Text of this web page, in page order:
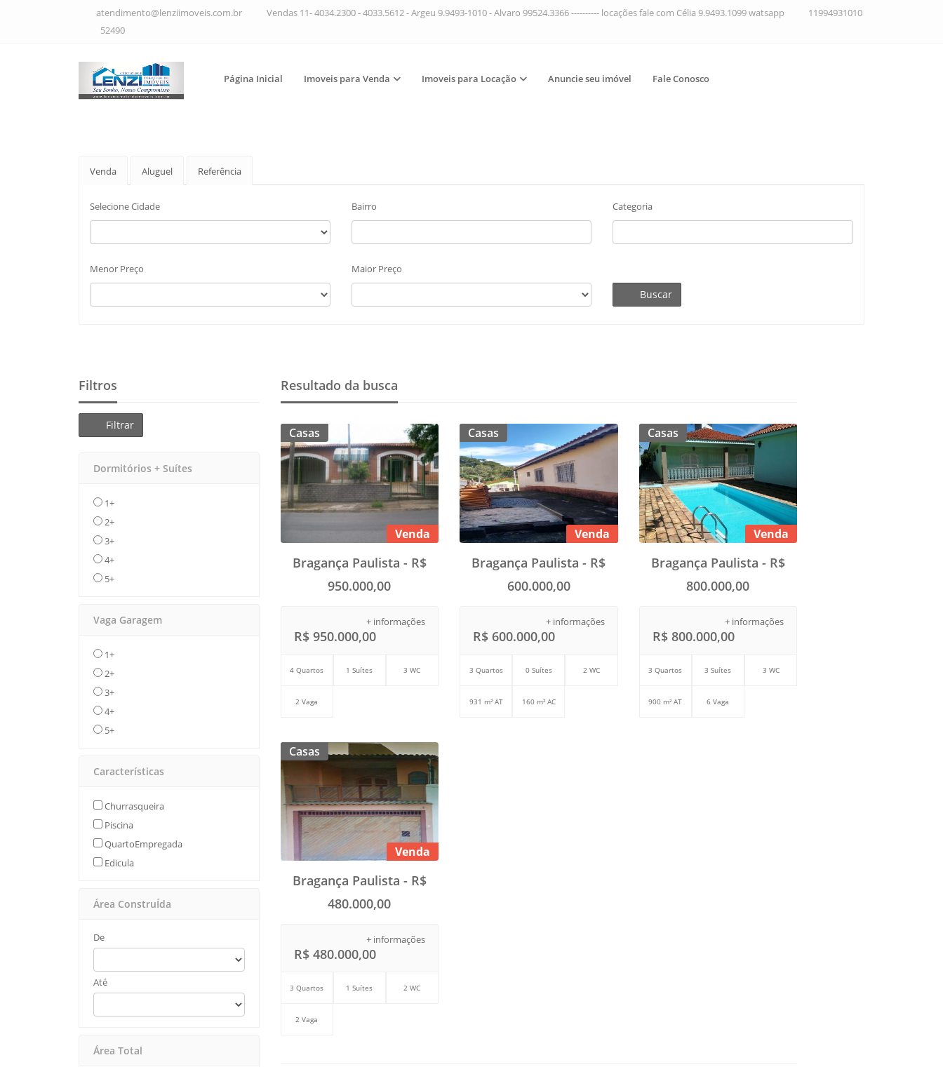
atendimento@lenziimoveis.com.br Vendas 11- 4034.2300 - 4033.5612 - Argeu 9.9493-1010 - Alvaro 99524.3366 ---------- locações fale com Célia 9.9493.1099 watsapp
11994931010
52490
Página Inicial Imoveis para Venda Imoveis para Locação Anuncie seu imóvel Fale Conosco
Venda Aluguel Referência
Selecione Cidade Bairro Categoria
Menor Preço Maior Preço
Buscar
Filtros
Filtrar
Dormitórios + Suítes
1+
2+
3+
4+
5+
Vaga Garagem
1+
2+
3+
4+
5+
Características
Churrasqueira
Piscina
QuartoEmpregada
Edicula
Área ConstruÍda
De
Até
Área Total
Resultado da busca
Casas
Venda
Bragança Paulista - R$
950.000,00
+ informações
R$ 950.000,00
4 Quartos 1 Suítes 3 WC
2 Vaga
Casas
Venda
Bragança Paulista - R$
600.000,00
+ informações
R$ 600.000,00
3 Quartos 0 Suítes 2 WC
931 m² AT 160 m² AC
Casas
Venda
Bragança Paulista - R$
800.000,00
+ informações
R$ 800.000,00
3 Quartos 3 Suítes 3 WC
900 m² AT 6 Vaga
Casas
Venda
Bragança Paulista - R$
480.000,00
+ informações
R$ 480.000,00
3 Quartos 1 Suítes 2 WC
2 Vaga